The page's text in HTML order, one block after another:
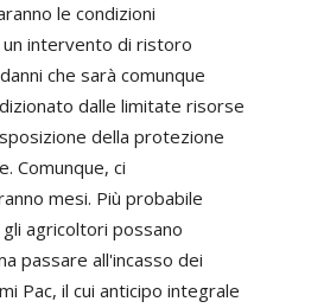
le condizioni
intervento di ristoro
che sarà comunque
dalle limitate risorse
della protezione
Comunque, ci
mesi. Più probabile
gli agricoltori possano
passare all'incasso dei
Pac, il cui anticipo integrale